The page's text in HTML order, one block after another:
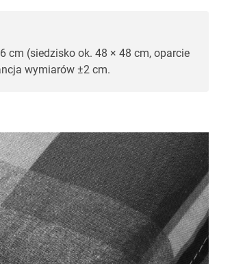
cm (siedzisko ok. 48 × 48 cm, oparcie
wymiarów ±2 cm.